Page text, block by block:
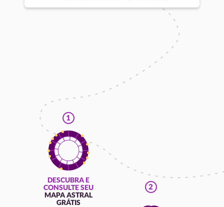
1
DESCUBRA E
CONSULTE SEU
MAPA ASTRAL
GRÁTIS
2